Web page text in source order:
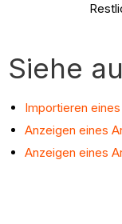
Siehe
Importieren
Anzeigen eines
Anzeigen eines